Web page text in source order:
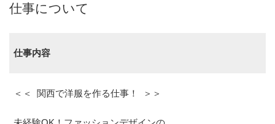
仕事について
仕事内容
＜＜ 関西で洋服を作る仕事！ ＞＞